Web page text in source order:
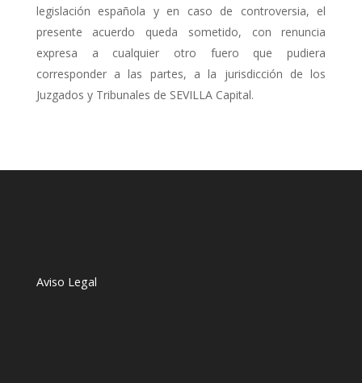
legislación española y en caso de controversia, el
presente acuerdo queda sometido, con renuncia
expresa a cualquier otro fuero que pudiera
corresponder a las partes, a la jurisdicción de los
Juzgados y Tribunales de SEVILLA Capital.
Aviso Legal